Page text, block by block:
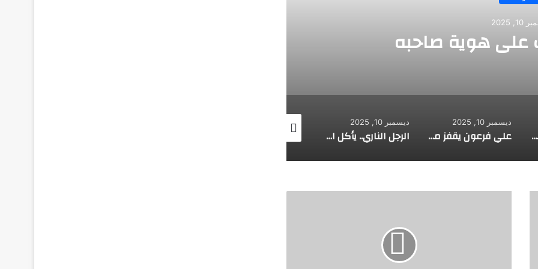
طفل مصري يخرج قصاصات الورق من أنفه وفمه
علي فرعون يقفز من الطابق العشرين ويأكل النار ويحطم سورا
ديسمبر 10, 2025
الرجل الناري.. يأكل الجمر ويثني الحديد بأسنانه
ديسمبر 10, 2025